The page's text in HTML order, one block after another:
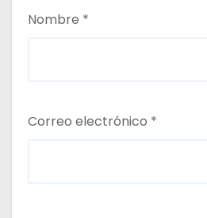
Nombre *
Correo electrónico *